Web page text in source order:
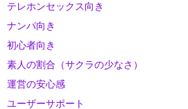
テレホンセックス向き
ナンパ向き
初心者向き
素人の割合（サクラの少なさ）
運営の安心感
ユーザーサポート